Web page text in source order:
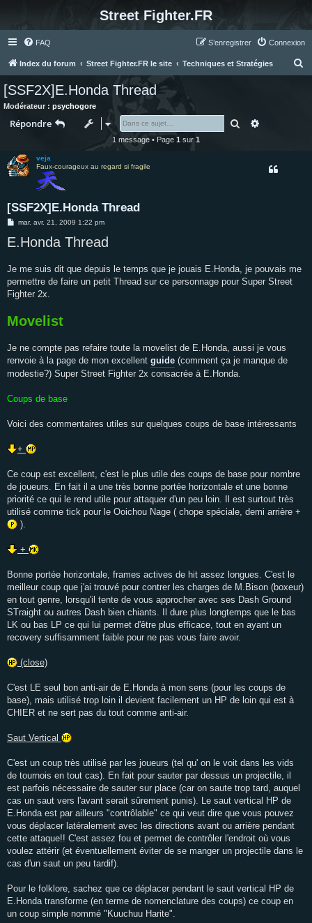
Street Fighter.FR
FAQ Connexion
S’enregistrer
Index du forum Street Fighter.FR le site Techniques et Stratégies
[SSF2X]E.Honda Thread
Modérateur : psychogore
Répondre Rechercher
1 message • Page 1 sur1
veja
Faux-courageux au regard si fragile
[SSF2X]E.Honda Thread
M
s
s
e
mar. avr. 21, 2009 1:22 pm
E.Honda Thread
Je me suis dit que depuis le temps que je jouais E.Honda, je pouvais me
permettre de faire un petit Thread sur ce personnage pour Super Street
Fighter 2x.
Movelist
Je ne compte pas refaire toute la movelist de E.Honda, aussi je vous
renvoie à la page de mon excellent guide (comment ça je manque de
modestie?) Super Street Fighter 2x consacrée à E.Honda.
Coups de base
Voici des commentaires utiles sur quelques coups de base intéressants
+
Ce coup est excellent, c'est le plus utile des coups de base pour nombre
de joueurs. En fait il a une très bonne portée horizontale et une bonne
priorité ce qui le rend utile pour attaquer d'un peu loin. Il est surtout très
utilisé comme tick pour le Ooichou Nage ( chope spéciale, demi arrière +
).
+
Bonne portée horizontale, frames actives de hit assez longues. C'est le
meilleur coup que j'ai trouvé pour contrer les charges de M.Bison (boxeur)
en tout genre, lorsqu'il tente de vous approcher avec ses Dash Ground
STraight ou autres Dash bien chiants. Il dure plus longtemps que le bas
LK ou bas LP ce qui lui permet d'être plus efficace, tout en ayant un
recovery suffisamment faible pour ne pas vous faire avoir.
(close)
C'est LE seul bon anti-air de E.Honda à mon sens (pour les coups de
base), mais utilisé trop loin il devient facilement un HP de loin qui est à
CHIER et ne sert pas du tout comme anti-air.
Saut Vertical
C'est un coup très utilisé par les joueurs (tel qu' on le voit dans les vids
de tournois en tout cas). En fait pour sauter par dessus un projectile, il
est parfois nécessaire de sauter sur place (car on saute trop tard, auquel
cas un saut vers l'avant serait sûrement punis). Le saut vertical HP de
E.Honda est par ailleurs "contrôlable" ce qui veut dire que vous pouvez
vous déplacer latéralement avec les directions avant ou arrière pendant
cette attaque!! C'est assez fou et permet de contrôler l'endroit où vous
voulez attérir (et éventuellement éviter de se manger un projectile dans le
cas d'un saut un peu tardif).
Pour le folklore, sachez que ce déplacer pendant le saut vertical HP de
E.Honda transforme (en terme de nomenclature des coups) ce coup en
un coup simple nommé "Kuuchuu Harite".